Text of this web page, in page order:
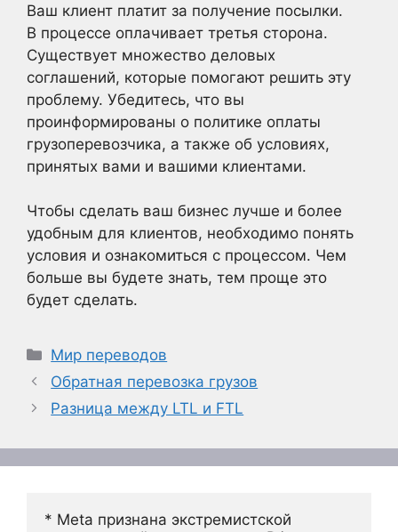
Ваш клиент платит за получение посылки.
В процессе оплачивает третья сторона.
Существует множество деловых
соглашений, которые помогают решить эту
проблему. Убедитесь, что вы
проинформированы о политике оплаты
грузоперевозчика, а также об условиях,
принятых вами и вашими клиентами.
Чтобы сделать ваш бизнес лучше и более
удобным для клиентов, необходимо понять
условия и ознакомиться с процессом. Чем
больше вы будете знать, тем проще это
будет сделать.
Рубрики
Мир переводов
Обратная перевозка грузов
Разница между LTL и FTL
* Meta признана экстремистской